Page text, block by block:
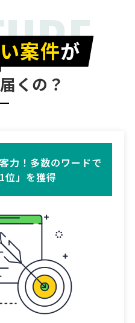
くの？
力！多数のワードで
位」を獲得